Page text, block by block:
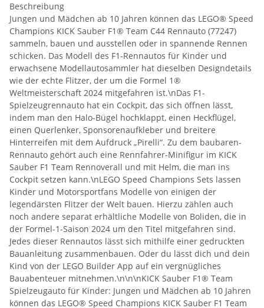
Beschreibung
Jungen und Mädchen ab 10 Jahren können das LEGO® Speed
Champions KICK Sauber F1® Team C44 Rennauto (77247)
sammeln, bauen und ausstellen oder in spannende Rennen
schicken. Das Modell des F1-Rennautos für Kinder und
erwachsene Modellautosammler hat dieselben Designdetails
wie der echte Flitzer, der um die Formel 1®
Weltmeisterschaft 2024 mitgefahren ist.\nDas F1-
Spielzeugrennauto hat ein Cockpit, das sich öffnen lässt,
indem man den Halo-Bügel hochklappt, einen Heckflügel,
einen Querlenker, Sponsorenaufkleber und breitere
Hinterreifen mit dem Aufdruck „Pirelli“. Zu dem baubaren-
Rennauto gehört auch eine Rennfahrer-Minifigur im KICK
Sauber F1 Team Rennoverall und mit Helm, die man ins
Cockpit setzen kann.\nLEGO Speed Champions Sets lassen
Kinder und Motorsportfans Modelle von einigen der
legendärsten Flitzer der Welt bauen. Hierzu zählen auch
noch andere separat erhältliche Modelle von Boliden, die in
der Formel-1-Saison 2024 um den Titel mitgefahren sind.
Jedes dieser Rennautos lässt sich mithilfe einer gedruckten
Bauanleitung zusammenbauen. Oder du lässt dich und dein
Kind von der LEGO Builder App auf ein vergnügliches
Bauabenteuer mitnehmen.\n\n\nKICK Sauber F1® Team
Spielzeugauto für Kinder: Jungen und Mädchen ab 10 Jahren
können das LEGO® Speed Champions KICK Sauber F1 Team